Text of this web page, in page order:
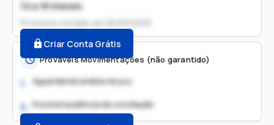
12 a 18 meses
Processo iniciado em
Criar Conta Grátis
Prováveis Movimentações (não garantido)
1. Aguardando análise do juiz
2. Possível audiência de conciliação